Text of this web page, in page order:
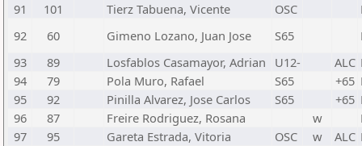
91
101 Tierz Tabuena, Vicente OSC
92
60 Gimeno Lozano, Juan Jose S65
93
89 Losfablos Casamayor, Adrian U12- ALC
94
79 Pola Muro, Rafael S65 +65
95
92 Pinilla Alvarez, Jose Carlos S65 +65
96
87 Freire Rodriguez, Rosana w
97
95 Gareta Estrada, Vitoria OSC w ALC